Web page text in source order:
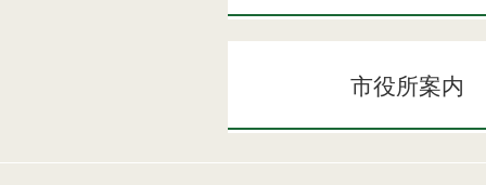
市役所案内